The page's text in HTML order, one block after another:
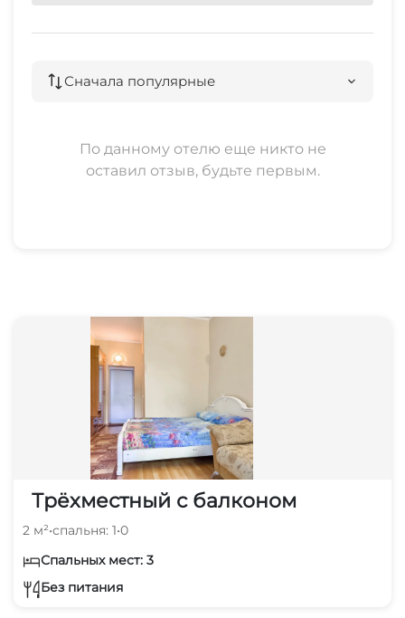
Сначала популярные
По данному отелю еще никто не
оставил отзыв, будьте первым.
Трёхместный с балконом
2 м²•спальня: 1•0
Спальных мест: 3
Без питания